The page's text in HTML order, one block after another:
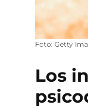
Foto: Getty
Los